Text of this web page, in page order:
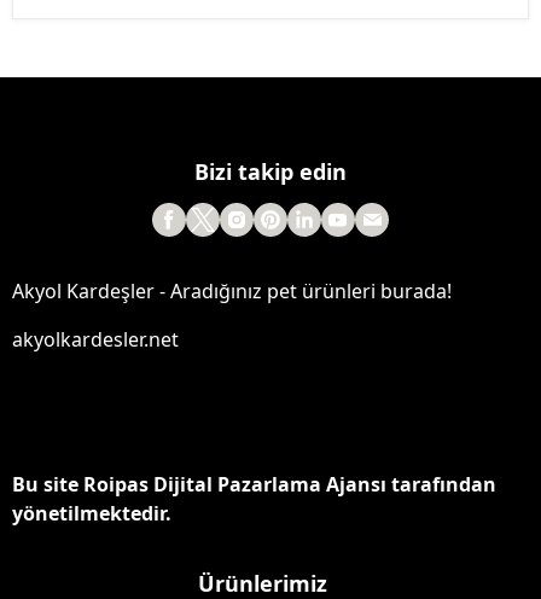
Bizi takip edin
Akyol Kardeşler - Aradığınız pet ürünleri burada!
akyolkardesler.net
Bu site Roipas Dijital Pazarlama Ajansı tarafından
yönetilmektedir.
Ürünlerimiz